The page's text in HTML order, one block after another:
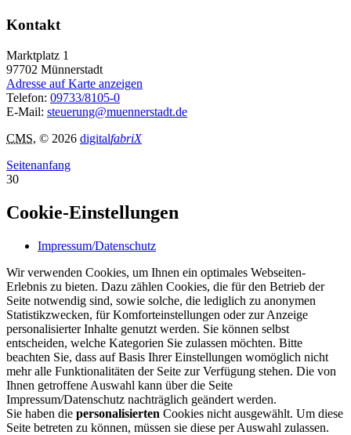
Kontakt
Marktplatz 1
97702 Münnerstadt
Adresse auf Karte anzeigen
Telefon: 09733/8105-0
E-Mail: steuerung@muennerstadt.de
CMS, © 2026 digitalfabriX
Seitenanfang
30
Cookie-Einstellungen
Impressum/Datenschutz
Wir verwenden Cookies, um Ihnen ein optimales Webseiten-
Erlebnis zu bieten. Dazu zählen Cookies, die für den Betrieb der
Seite notwendig sind, sowie solche, die lediglich zu anonymen
Statistikzwecken, für Komforteinstellungen oder zur Anzeige
personalisierter Inhalte genutzt werden. Sie können selbst
entscheiden, welche Kategorien Sie zulassen möchten. Bitte
beachten Sie, dass auf Basis Ihrer Einstellungen womöglich nicht
mehr alle Funktionalitäten der Seite zur Verfügung stehen. Die von
Ihnen getroffene Auswahl kann über die Seite
Impressum/Datenschutz nachträglich geändert werden.
Sie haben die personalisierten Cookies nicht ausgewählt. Um diese
Seite betreten zu können, müssen sie diese per Auswahl zulassen.